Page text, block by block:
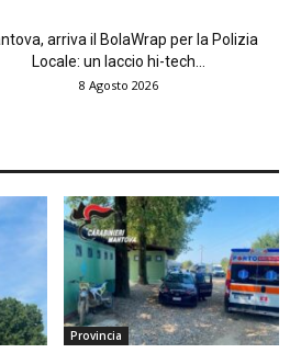
arriva il BolaWrap per la Polizia
Locale: un laccio hi-tech...
8 Agosto 2026
Provincia